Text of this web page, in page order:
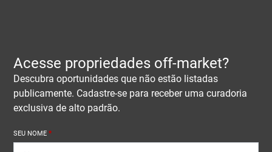
Acesse propriedades off-market?
Descubra oportunidades que não estão listadas
publicamente. Cadastre-se para receber uma curadoria
exclusiva de alto padrão.
SEU NOME*